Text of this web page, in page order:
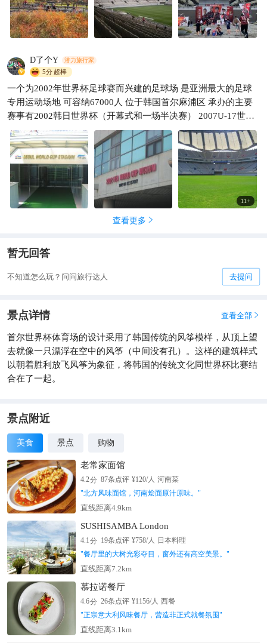
D了个Y 潜力旅行家
5分超棒
一个为2002年世界杯足球赛而兴建的足球场 是亚洲最大的足球
专用运动场地 可容纳67000人 位于韩国首尔麻浦区 承办的主要
赛事有2002韩日世界杯（开幕式和一场半决赛） 2007U-17世界
杯 2013亚冠联赛等 首尔世界杯体育场为传统风筝和帆船的形状
形象体现了体育场的建筑之美
11+
查看更多 
暂无回答
不知道怎么玩？问问旅行达人 去提问
景点详情 查看全部 
首尔世界杯体育场的设计采用了韩国传统的风筝模样，从顶上望
去就像一只漂浮在空中的风筝（中间没有孔）。这样的建筑样式
以朝着胜利放飞风筝为象征，将韩国的传统文化同世界杯比赛结
合在了一起。
景点附近
美食 景点 购物
老常家面馆
4.2分 87条点评 ¥120/人 河南菜
"北方风味面馆，河南烩面原汁原味。 "
直线距离4.9km
SUSHISAMBA London
4.1分 19条点评 ¥758/人 日本料理
"餐厅里的大树光彩夺目，窗外还有高空美景。 "
直线距离7.2km
慕拉诺餐厅
4.6分 26条点评 ¥1156/人 西餐
"正宗意大利风味餐厅，营造非正式就餐氛围"
直线距离3.1km